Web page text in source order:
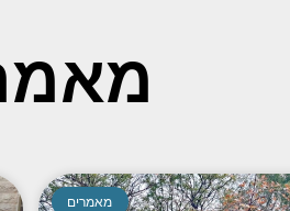
מאמרים